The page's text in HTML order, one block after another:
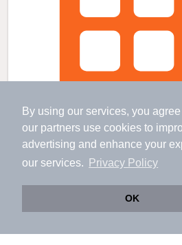
By using our services, you
our partners use cookies to
advertising and enhance your
our services.
Privacy Policy
OK
アプリに切り替えて、サクサ
会員登録なしですぐ使える。マッ